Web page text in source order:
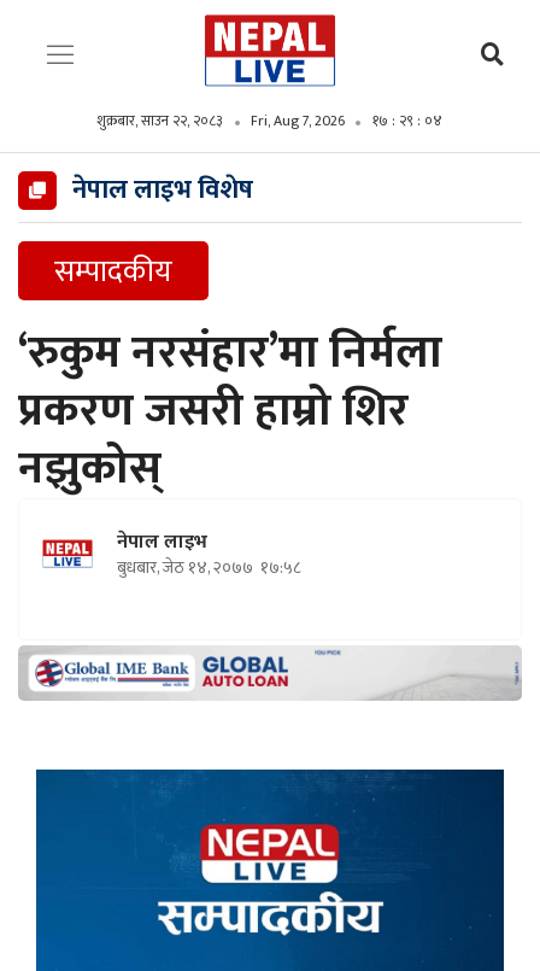
शुक्रबार, साउन २२, २०८३ Fri, Aug 7, 2026 १७ : २९ : ०६
नेपाल लाइभ विशेष
सम्पादकीय
‘रुकुम नरसंहार’मा निर्मला
प्रकरण जसरी हाम्रो शिर
नझुकोस्
नेपाल लाइभ
बुधबार, जेठ १४, २०७७ १७:५८